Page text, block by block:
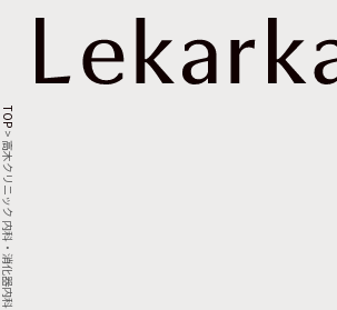
TOP
>
高木クリニック 内科・消化器内科